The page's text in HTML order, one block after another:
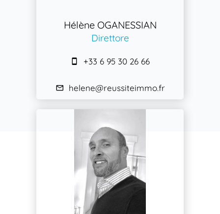
Hélène OGANESSIAN
Direttore
+33 6 95 30 26 66
helene@reussiteimmo.fr